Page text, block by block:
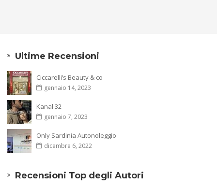
Ultime Recensioni
Ciccarelli’s Beauty & co
gennaio 14, 2023
Kanal 32
gennaio 7, 2023
Only Sardinia Autonoleggio
dicembre 6, 2022
Recensioni Top degli Autori